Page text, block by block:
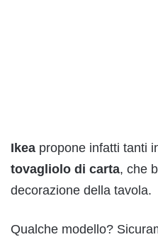
Ikea propone infatti tanti
tovagliolo di carta, che
decorazione della tavola.
Qualche modello?